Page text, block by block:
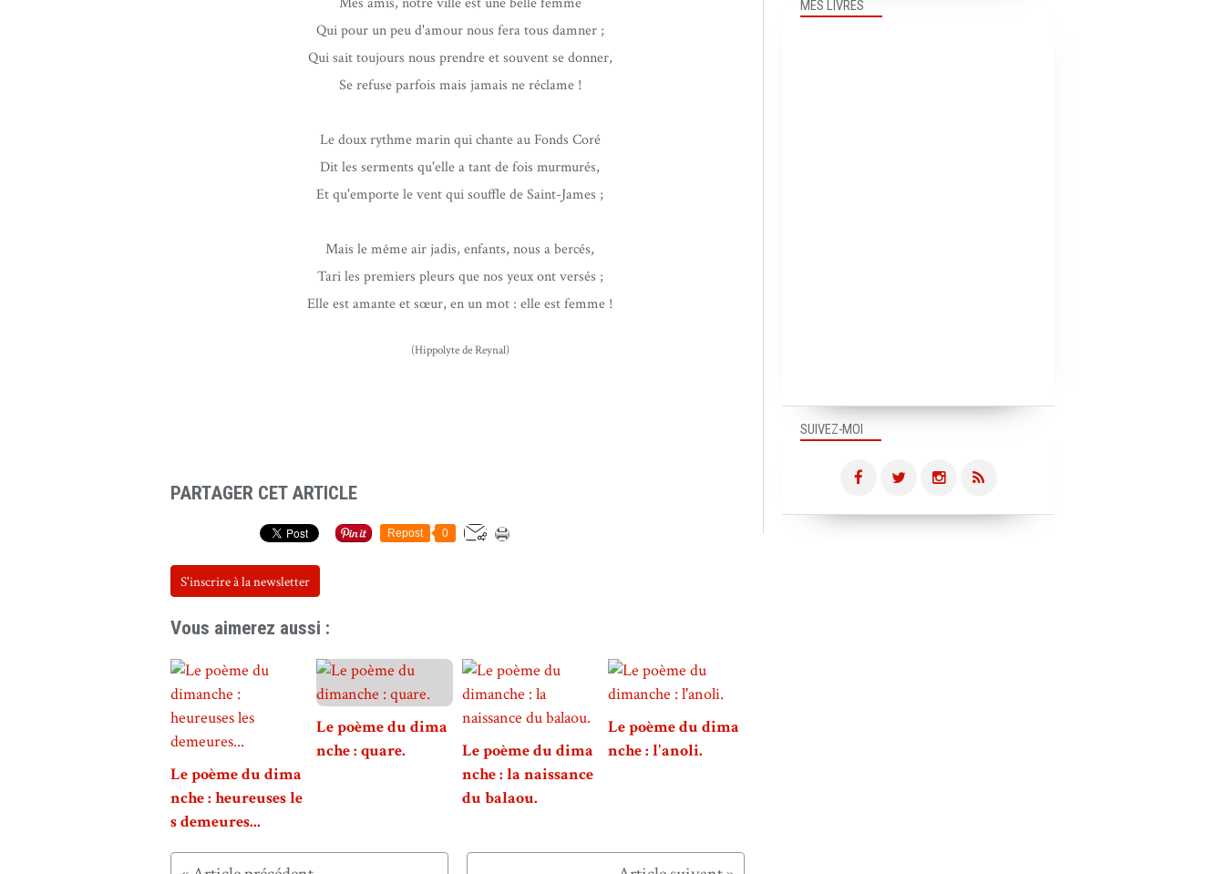
Qui pour un peu d'amour nous fera tous damner ;
Qui sait toujours nous prendre et souvent se donner,
Se refuse parfois mais jamais ne réclame !
Le doux rythme marin qui chante au Fonds Coré
Dit les serments qu'elle a tant de fois murmurés,
Et qu'emporte le vent qui souffle de Saint-James ;
Mais le même air jadis, enfants, nous a bercés,
Tari les premiers pleurs que nos yeux ont versés ;
Elle est amante et sœur, en un mot : elle est femme !
(Hippolyte de Reynal)
PARTAGER CET ARTICLE
Repost 0
S'inscrire à la newsletter
Vous aimerez aussi :
Le poème du dima
nche : heureuses le
s demeures...
Le poème du dima
nche : quare.
Le poème du dima
nche : la naissance
du balaou.
Le poème du dima
nche : l'anoli.
SUIVEZ-MOI
MES LIVRES